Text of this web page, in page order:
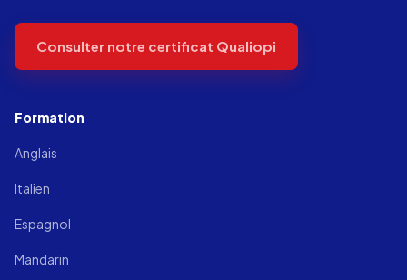
Consulter notre certificat Qualiopi
Formation
Anglais
Italien
Espagnol
Mandarin